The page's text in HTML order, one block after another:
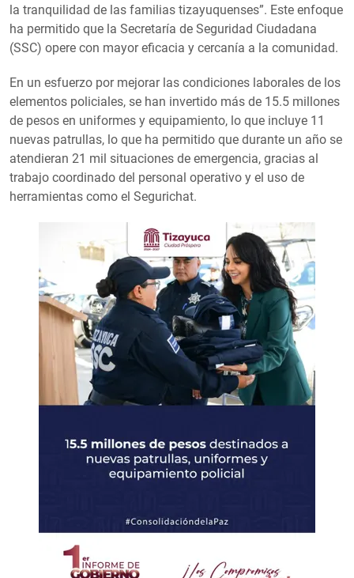
la tranquilidad de las familias tizayuquenses”. Este enfoque
ha permitido que la Secretaría de Seguridad Ciudadana
(SSC) opere con mayor eficacia y cercanía a la comunidad.
En un esfuerzo por mejorar las condiciones laborales de los
elementos policiales, se han invertido más de 15.5 millones
de pesos en uniformes y equipamiento, lo que incluye 11
nuevas patrullas, lo que ha permitido que durante un año se
atendieran 21 mil situaciones de emergencia, gracias al
trabajo coordinado del personal operativo y el uso de
herramientas como el Segurichat.